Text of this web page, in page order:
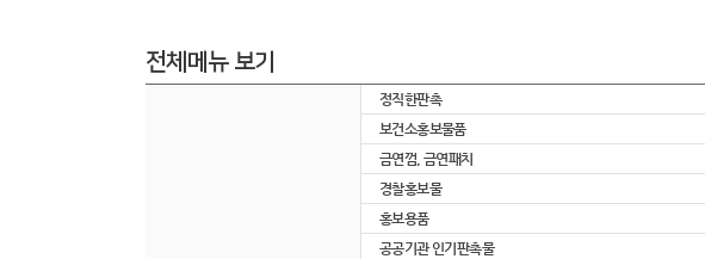
전체메뉴 보기
정직한판촉
보건소홍보물품
금연껌, 금연패치
경찰홍보물
홍보용품
공공기관 인기판촉물